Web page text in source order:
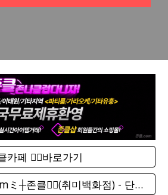
카페 ❤️‍🔥바로가기
┼ミ존클서울방.comミ┼존클❤️‍🔥(취미백화점) - 단톡방